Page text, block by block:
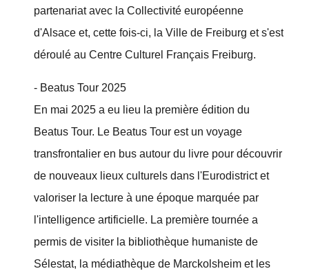
partenariat avec la Collectivité européenne
d'Alsace et, cette fois-ci, la Ville de Freiburg et s'est
déroulé au Centre Culturel Français Freiburg.
- Beatus Tour 2025
En mai 2025 a eu lieu la première édition du
Beatus Tour. Le Beatus Tour est un voyage
transfrontalier en bus autour du livre pour découvrir
de nouveaux lieux culturels dans l'Eurodistrict et
valoriser la lecture à une époque marquée par
l'intelligence artificielle. La première tournée a
permis de visiter la bibliothèque humaniste de
Sélestat, la médiathèque de Marckolsheim et les